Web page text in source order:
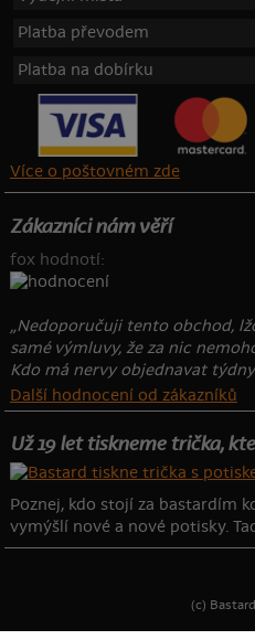
Platba převodem
Platba na dobírku
Více o poštovném zde
Zákazníci nám věří
fox hodnotí:
„Nedoporučuji tento obchod,
samé výmluvy, že za nic
Kdo má nervy objednavat
Další hodnocení od zákazníků
Už 19 let tiskneme trička,
Poznej, kdo stojí za bastardím
vymýšlí nové a nové potisky.
(c)